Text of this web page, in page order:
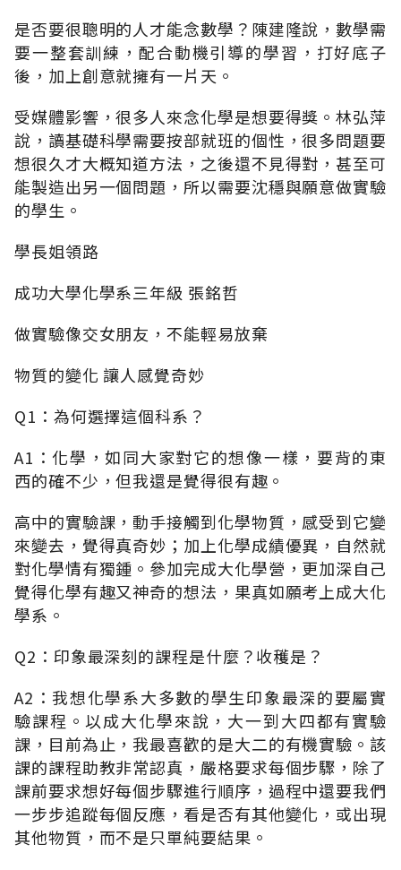
是否要很聰明的人才能念數學？陳建隆說，數學需
要一整套訓練，配合動機引導的學習，打好底子
後，加上創意就擁有一片天。
受媒體影響，很多人來念化學是想要得獎。林弘萍
說，讀基礎科學需要按部就班的個性，很多問題要
想很久才大概知道方法，之後還不見得對，甚至可
能製造出另一個問題，所以需要沈穩與願意做實驗
的學生。
學長姐領路
成功大學化學系三年級 張銘哲
做實驗像交女朋友，不能輕易放棄
物質的變化 讓人感覺奇妙
Q1：為何選擇這個科系？
A1：化學，如同大家對它的想像一樣，要背的東
西的確不少，但我還是覺得很有趣。
高中的實驗課，動手接觸到化學物質，感受到它變
來變去，覺得真奇妙；加上化學成績優異，自然就
對化學情有獨鍾。參加完成大化學營，更加深自己
覺得化學有趣又神奇的想法，果真如願考上成大化
學系。
Q2：印象最深刻的課程是什麼？收穫是？
A2：我想化學系大多數的學生印象最深的要屬實
驗課程。以成大化學來說，大一到大四都有實驗
課，目前為止，我最喜歡的是大二的有機實驗。該
課的課程助教非常認真，嚴格要求每個步驟，除了
課前要求想好每個步驟進行順序，過程中還要我們
一步步追蹤每個反應，看是否有其他變化，或出現
其他物質，而不是只單純要結果。